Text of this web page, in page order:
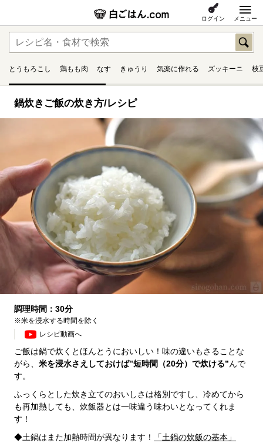
ログイン メニュー
とうもろこし 鶏もも肉 なす きゅうり 気楽に作れる ズッキーニ 枝
鍋炊きご飯の炊き方/レシピ
調理時間：30分
※米を浸水する時間を除く
レシピ動画へ
ご飯は鍋で炊くとほんとうにおいしい！味の違いもさることな
がら、 米を浸水さえしておけば‟短時間（20分）で炊ける”んで
す。
ふっくらとした炊き立てのおいしさは格別ですし、冷めてから
も再加熱しても、炊飯器とは一味違う味わいとなってくれま
す！
◆土鍋はまた加熱時間が異なります！
「土鍋の炊飯の基本」